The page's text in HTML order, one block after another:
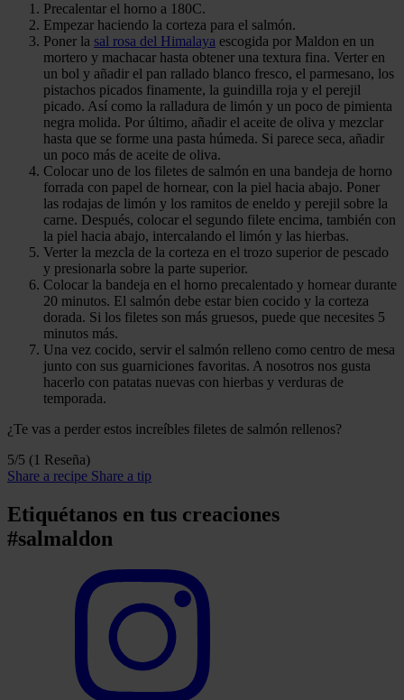
Precalentar el horno a 180C.
Empezar haciendo la corteza para el salmón.
Poner la sal rosa del Himalaya escogida por Maldon en un
mortero y machacar hasta obtener una textura fina. Verter en
un bol y añadir el pan rallado blanco fresco, el parmesano, los
pistachos picados finamente, la guindilla roja y el perejil
picado. Así como la ralladura de limón y un poco de pimienta
negra molida. Por último, añadir el aceite de oliva y mezclar
hasta que se forme una pasta húmeda. Si parece seca, añadir
un poco más de aceite de oliva.
Colocar uno de los filetes de salmón en una bandeja de horno
forrada con papel de hornear, con la piel hacia abajo. Poner
las rodajas de limón y los ramitos de eneldo y perejil sobre la
carne. Después, colocar el segundo filete encima, también con
la piel hacia abajo, intercalando el limón y las hierbas.
Verter la mezcla de la corteza en el trozo superior de pescado
y presionarla sobre la parte superior.
Colocar la bandeja en el horno precalentado y hornear durante
20 minutos. El salmón debe estar bien cocido y la corteza
dorada. Si los filetes son más gruesos, puede que necesites 5
minutos más.
Una vez cocido, servir el salmón relleno como centro de mesa
junto con sus guarniciones favoritas. A nosotros nos gusta
hacerlo con patatas nuevas con hierbas y verduras de
temporada.
¿Te vas a perder estos increíbles filetes de salmón rellenos?
5/5 (1 Reseña)
Share a recipe Share a tip
Etiquétanos en tus creaciones
#salmaldon